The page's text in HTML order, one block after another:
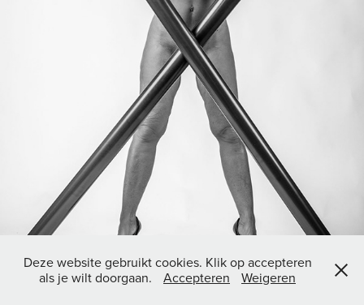
Deze website gebruikt cookies. Klik op accepteren
als je wilt doorgaan.
Accepteren Weigeren